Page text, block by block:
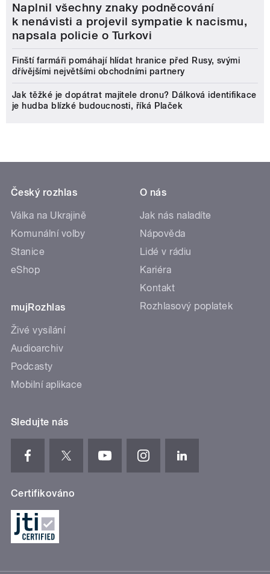
Naplnil všechny znaky podněcování
k nenávisti a projevil sympatie k nacismu,
napsala policie o Turkovi
Finští farmáři pomáhají hlídat hranice před Rusy, svými
dřívějšími největšími obchodními partnery
Jak těžké je dopátrat majitele dronu? Dálková identifikace
je hudba blízké budoucnosti, říká Plaček
Český rozhlas
Válka na Ukrajině
Komunální volby
Stanice
eShop
mujRozhlas
Živé vysílání
Audioarchiv
Podcasty
Mobilní aplikace
O nás
Jak nás naladíte
Nápověda
Lidé v rádiu
Kariéra
Kontakt
Rozhlasový poplatek
Sledujte nás
Certifikováno